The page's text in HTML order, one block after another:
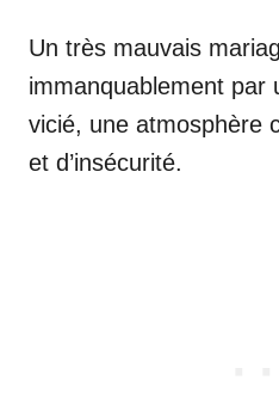
Un très mauvais
immanquablement par
vicié, une atmosphère
et d’insécurité.